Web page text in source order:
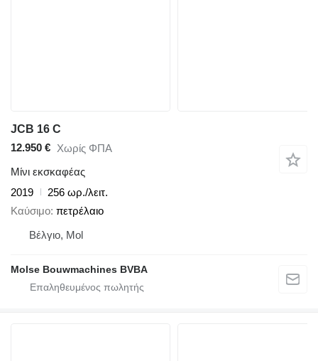
JCB 16 C
12.950 € Χωρίς ΦΠΑ
Μίνι εκσκαφέας
2019
256 ωρ./λειτ.
Καύσιμο πετρέλαιο
Βέλγιο, Mol
Molse Bouwmachines BVBA